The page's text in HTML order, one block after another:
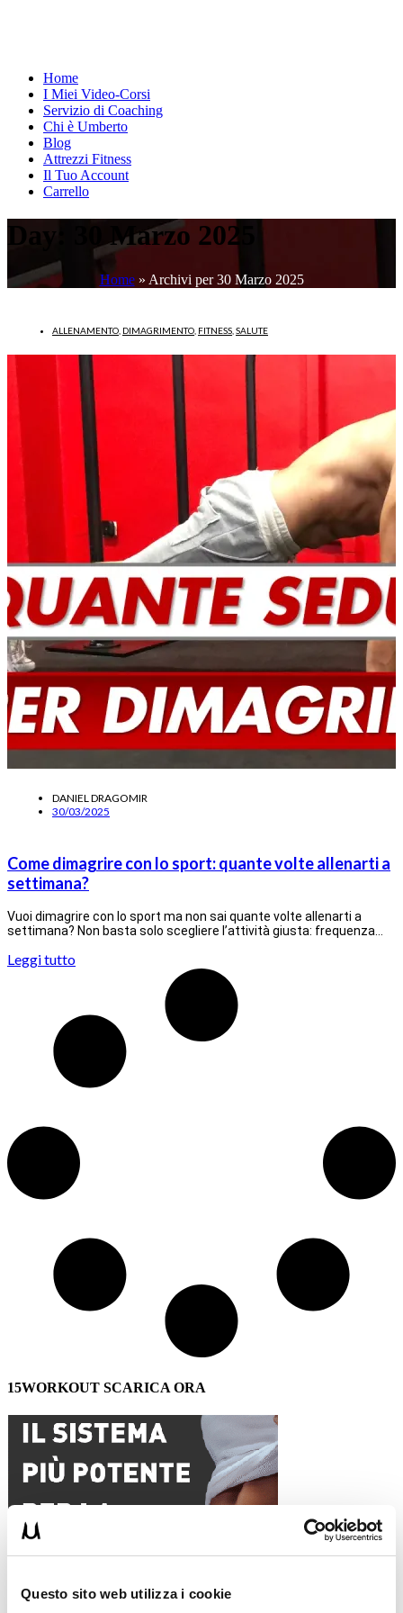
Questo sito web utilizza i cookie
Home
I Miei Video-Corsi
Servizio di Coaching
Chi è Umberto
Blog
Attrezzi Fitness
Il Tuo Account
Carrello
Day: 30 Marzo 2025
Home» Archivi per 30 Marzo 2025
ALLENAMENTO DIMAGRIMENTO FITNESS SALUTE
DANIEL DRAGOMIR
30/03/2025
Come dimagrire con lo sport: quante volte allenarti a
settimana?
Vuoi dimagrire con lo sport ma non sai quante volte allenarti a
settimana? Non basta solo scegliere l’attività giusta: frequenza…
Leggi tutto
15WORKOUT SCARICA ORA